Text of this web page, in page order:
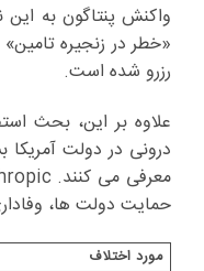
رزرو شده است.
درونی در دولت
حمایت دولت ها،
مورد اختلاف